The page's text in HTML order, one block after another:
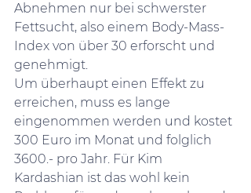
Abnehmen nur bei schwerster
Fettsucht, also einem Body-Mass-
Index von über 30 erforscht und
genehmigt.
Um überhaupt einen Effekt zu
erreichen, muss es lange
eingenommen werden und kostet
300 Euro im Monat und folglich
3600.- pro Jahr. Für Kim
Kardashian ist das wohl kein